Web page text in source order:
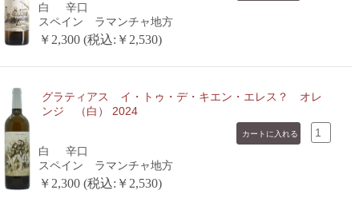
白
辛口
スペイン ラマンチャ地方
￥2,300 (税込:￥2,530)
グラティアス イ・トゥ・デ・キエン・エレス？ オレ
ンジ （白） 2024
白
辛口
スペイン ラマンチャ地方
￥2,300 (税込:￥2,530)